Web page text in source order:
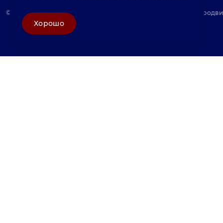
© «Велунд нержавейка» 2025, Разработка и комплексное
Хорошо